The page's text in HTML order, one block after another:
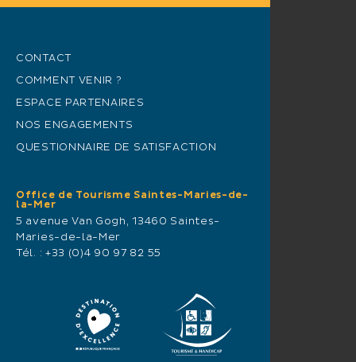
CONTACT
COMMENT VENIR ?
ESPACE PARTENAIRES
NOS ENGAGEMENTS
QUESTIONNAIRE DE SATISFACTION
Office de Tourisme Saintes-Maries-de-
la-Mer
5 avenue Van Gogh, 13460 Saintes-
Maries-de-la-Mer
Tél. : +33 (0)4 90 97 82 55